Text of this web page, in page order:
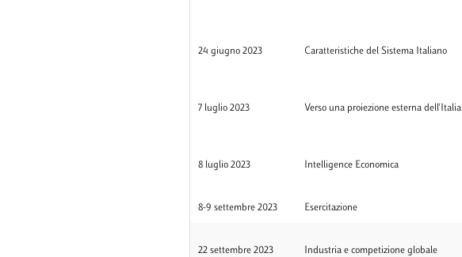
24 giugno 2023 Caratteristiche del Sistema Italiano
7 luglio 2023 Verso una proiezione esterna dell'Italia
8 luglio 2023 Intelligence Economica
8-9 settembre 2023 Esercitazione
22 settembre 2023 Industria e competizione globale